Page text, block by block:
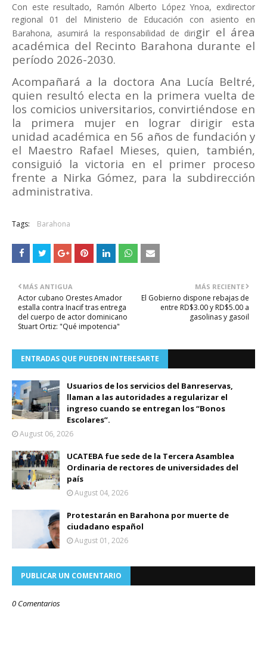
Con este resultado, Ramón Alberto López Ynoa, exdirector
regional 01 del Ministerio de Educación con asiento en
Barahona, asumirá la responsabilidad de dirigir el área
académica del Recinto Barahona durante el
período 2026-2030.
Acompañará a la doctora Ana Lucía Beltré,
quien resultó electa en la primera vuelta de
los comicios universitarios, convirtiéndose en
la primera mujer en lograr dirigir esta
unidad académica en 56 años de fundación y
el Maestro Rafael Mieses, quien, también,
consiguió la victoria en el primer proceso
frente a Nirka Gómez, para la subdirección
administrativa.
Tags: Barahona
MÁS RECIENTE
El Gobierno dispone rebajas de
entre RD$3.00 y RD$5.00 a
gasolinas y gasoil
MÁS ANTIGUA
Actor cubano Orestes Amador
estalla contra Inacif tras entrega
del cuerpo de actor dominicano
Stuart Ortiz: "Qué impotencia"
ENTRADAS QUE PUEDEN INTERESARTE
Usuarios de los servicios del Banreservas,
llaman a las autoridades a regularizar el
ingreso cuando se entregan los “Bonos
Escolares”.
August 06, 2026
UCATEBA fue sede de la Tercera Asamblea
Ordinaria de rectores de universidades del
país
August 04, 2026
Protestarán en Barahona por muerte de
ciudadano español
August 01, 2026
PUBLICAR UN COMENTARIO
0 Comentarios